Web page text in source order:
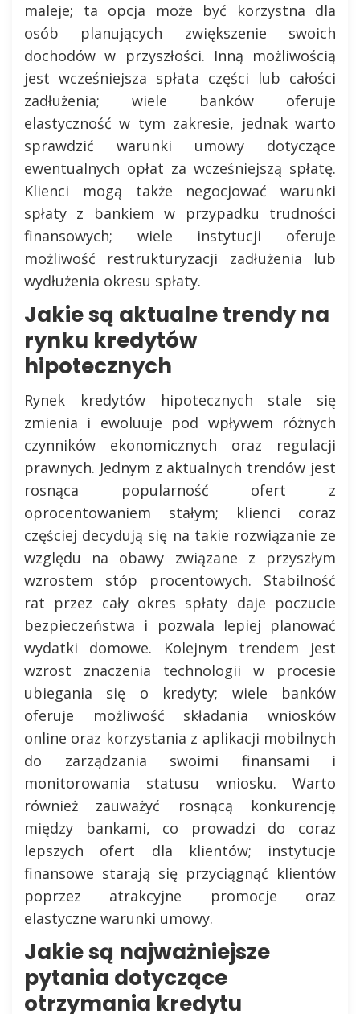
maleje; ta opcja może być korzystna dla
osób planujących zwiększenie swoich
dochodów w przyszłości. Inną możliwością
jest wcześniejsza spłata części lub całości
zadłużenia; wiele banków oferuje
elastyczność w tym zakresie, jednak warto
sprawdzić warunki umowy dotyczące
ewentualnych opłat za wcześniejszą spłatę.
Klienci mogą także negocjować warunki
spłaty z bankiem w przypadku trudności
finansowych; wiele instytucji oferuje
możliwość restrukturyzacji zadłużenia lub
wydłużenia okresu spłaty.
Jakie są aktualne trendy na
rynku kredytów
hipotecznych
Rynek kredytów hipotecznych stale się
zmienia i ewoluuje pod wpływem różnych
czynników ekonomicznych oraz regulacji
prawnych. Jednym z aktualnych trendów jest
rosnąca popularność ofert z
oprocentowaniem stałym; klienci coraz
częściej decydują się na takie rozwiązanie ze
względu na obawy związane z przyszłym
wzrostem stóp procentowych. Stabilność
rat przez cały okres spłaty daje poczucie
bezpieczeństwa i pozwala lepiej planować
wydatki domowe. Kolejnym trendem jest
wzrost znaczenia technologii w procesie
ubiegania się o kredyty; wiele banków
oferuje możliwość składania wniosków
online oraz korzystania z aplikacji mobilnych
do zarządzania swoimi finansami i
monitorowania statusu wniosku. Warto
również zauważyć rosnącą konkurencję
między bankami, co prowadzi do coraz
lepszych ofert dla klientów; instytucje
finansowe starają się przyciągnąć klientów
poprzez atrakcyjne promocje oraz
elastyczne warunki umowy.
Jakie są najważniejsze
pytania dotyczące
otrzymania kredytu